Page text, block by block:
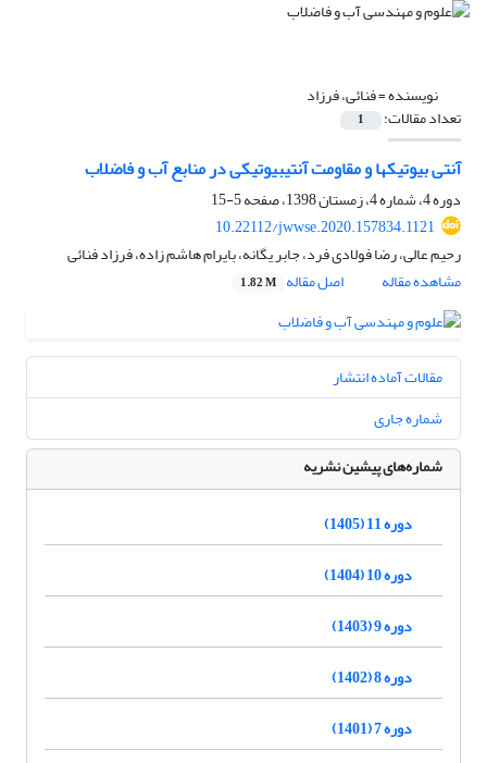
نویسنده =فنائی، فرزاد
تعداد مقالات: 1
آنتی بیوتیک‎ها و مقاومت آنتی‎بیوتیکی در منابع آب و فاضلاب
دوره 4، شماره 4، زمستان 1398، صفحه
5-15
10.22112/jwwse.2020.157834.1121
رحیم عالی، رضا فولادی فرد، جابر یگانه، بایرام هاشم زاده، فرزاد فنائی
مشاهده مقاله
اصل مقاله 1.82 M
مقالات آماده انتشار
شماره جاری
شماره‌های پیشین نشریه
دوره 11 (1405)
دوره 10 (1404)
دوره 9 (1403)
دوره 8 (1402)
دوره 7 (1401)